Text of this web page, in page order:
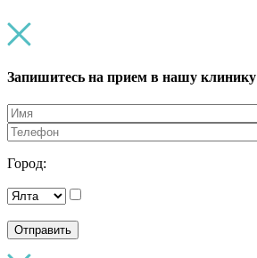
Запишитесь на прием в нашу клинику
Город: